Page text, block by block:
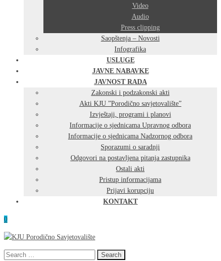
Video
Audio
Press clipping
Saopštenja – Novosti
Infografika
USLUGE
JAVNE NABAVKE
JAVNOST RADA
Zakonski i podzakonski akti
Akti KJU ”Porodično savjetovalište”
Izvještaji, programi i planovi
Informacije o sjednicama Upravnog odbora
Informacije o sjednicama Nadzornog odbora
Sporazumi o saradnji
Odgovori na postavljena pitanja zastupnika
Ostali akti
Pristup informacijama
Prijavi korupciju
KONTAKT
0
Search